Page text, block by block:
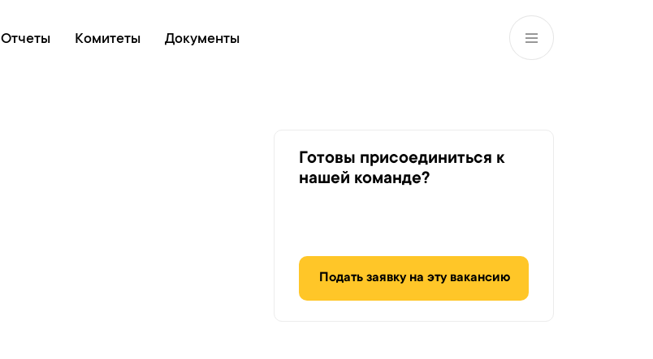
RU
Отчеты Комитеты Документы
Готовы присоединиться к
нашей команде?
Подать заявку на эту вакансию